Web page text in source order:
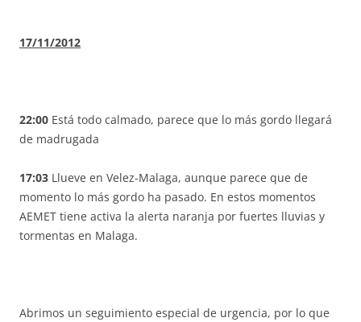
17/11/2012
22:00 Está todo calmado, parece que lo más gordo llegará
de madrugada
17:03 Llueve en Velez-Malaga, aunque parece que de
momento lo más gordo ha pasado. En estos momentos
AEMET tiene activa la alerta naranja por fuertes lluvias y
tormentas en Malaga.
Abrimos un seguimiento especial de urgencia, por lo que